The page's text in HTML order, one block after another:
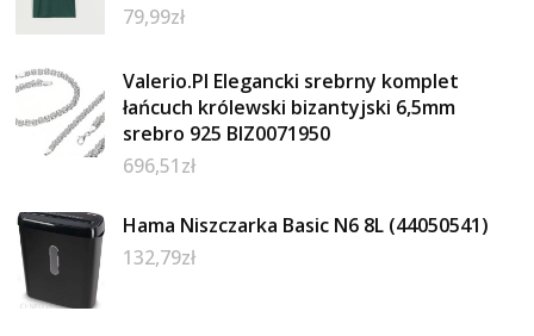
79,99zł
Valerio.Pl Elegancki srebrny komplet
łańcuch królewski bizantyjski 6,5mm
srebro 925 BIZ0071950
696,51zł
Hama Niszczarka Basic N6 8L (44050541)
132,79zł